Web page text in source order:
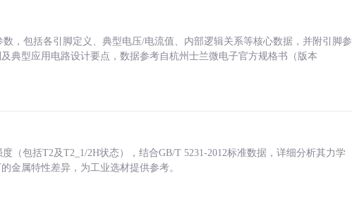
，包括各引脚定义、典型电压/电流值、内部逻辑关系等核心数据，并附引脚参
典型应用电路设计要点，数据参考自杭州士兰微电子官方规格书（版本
（包括T2及T2_1/2H状态），结合GB/T 5231-2012标准数据，详细分析其力学
金属特性差异，为工业选材提供参考。